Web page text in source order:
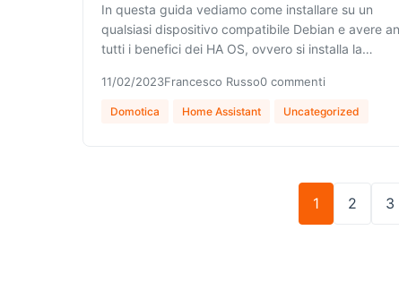
In questa guida vediamo come installare su un
qualsiasi dispositivo compatibile Debian e avere
tutti i benefici dei HA OS, ovvero si installa la…
11/02/2023Francesco Russo0 commenti
Domotica Home Assistant Uncategorized
1 2 3